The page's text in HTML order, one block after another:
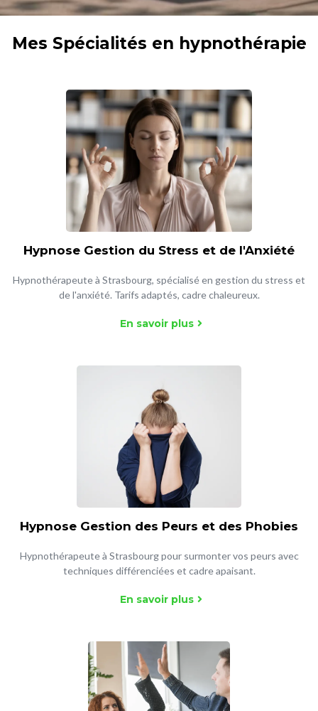
Mes Spécialités en hypnothérapie
Hypnose Gestion du Stress et de l'Anxiété
Hypnothérapeute à Strasbourg, spécialisé en gestion du stress et
de l'anxiété. Tarifs adaptés, cadre chaleureux.
En savoir plus
Hypnose Gestion des Peurs et des Phobies
Hypnothérapeute à Strasbourg pour surmonter vos peurs avec
techniques différenciées et cadre apaisant.
En savoir plus